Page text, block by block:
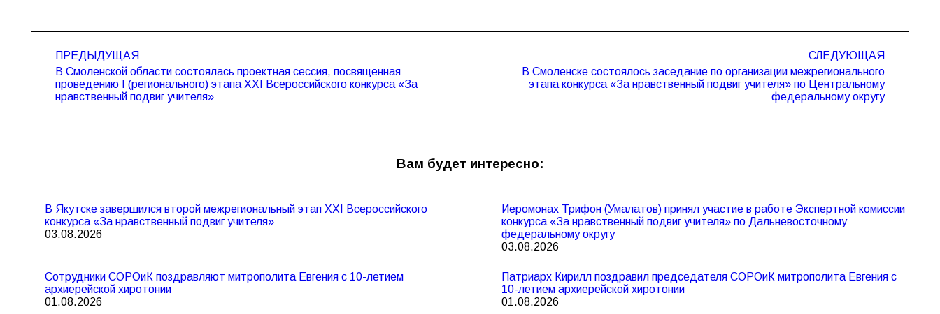
записям
ПРЕДЫДУЩАЯ
Предыдущая
запись:
В Смоленской области состоялась проектная сессия, посвященная
проведению I (регионального) этапа XXI Всероссийского конкурса «За
нравственный подвиг учителя»
СЛЕДУЮЩАЯ
Следующая
В Смоленске состоялось заседание по организации межрегионального
этапа конкурса «За нравственный подвиг учителя» по Центральному
федеральному округу
Вам будет интересно:
В Якутске завершился второй межрегиональный этап XXI Всероссийского
конкурса «За нравственный подвиг учителя»
03.08.2026
Иеромонах Трифон (Умалатов) принял участие в работе Экспертной комиссии
конкурса «За нравственный подвиг учителя» по Дальневосточному
федеральному округу
03.08.2026
Сотрудники СОРОиК поздравляют митрополита Евгения с 10-летием
архиерейской хиротонии
01.08.2026
Патриарх Кирилл поздравил председателя СОРОиК митрополита Евгения с
10-летием архиерейской хиротонии
01.08.2026